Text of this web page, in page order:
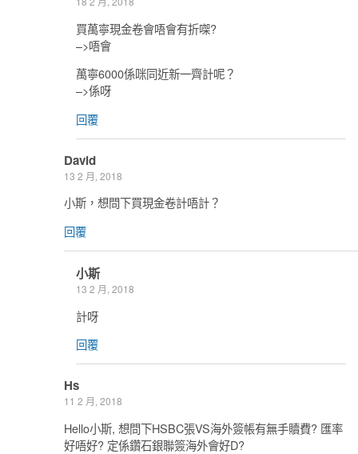
買萬寧現金卷會唔會有折㗎?
–>唔會
萬寧6000係咪同近新一齊計呢？
–>係呀
回覆
David
13 2 月, 2018
小斯，想問下買現金卷計唔計？
回覆
小斯
13 2 月, 2018
計呀
回覆
Hs
11 2 月, 2018
Hello小斯, 想問下HSBC張VS海外簽帳有無手贖費? 匯率
好唔好? 定係鑽石銀聯簽海外會好D?